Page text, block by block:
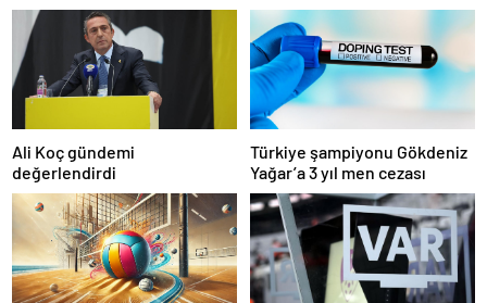
Ali Koç gündemi
değerlendirdi
Türkiye şampiyonu Gökdeniz
Yağar’a 3 yıl men cezası